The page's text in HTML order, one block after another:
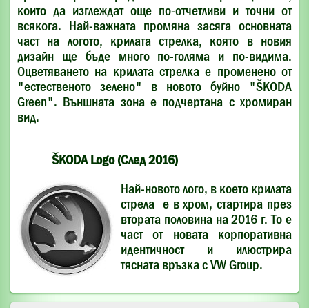
които да изглеждат още по-отчетливи и точни от
всякога. Най-важната промяна засяга основната
част на логото, крилата стрелка, която в новия
дизайн ще бъде много по-голяма и по-видима.
Оцветяването на крилата стрелка е променено от
"естественото зелено" в новото буйно "ŠKODA
Green". Външната зона е подчертана с хромиран
вид.
ŠKODA Logo (След 2016)
Най-новото лого, в което крилата
стрела е в хром, стартира през
втората половина на 2016 г. То е
част от новата корпоративна
идентичност и илюстрира
тясната връзка с VW Group.